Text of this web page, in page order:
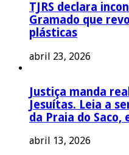
TJRS declara
Gramado que
plásticas
abril 23, 2026
Justiça manda
Jesuítas. Leia a
da Praia do Saco,
abril 13, 2026